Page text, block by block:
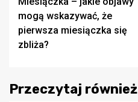
wpisy
mogą wskazywać, że
pierwsza miesiączka się
zbliża?
Przeczytaj również